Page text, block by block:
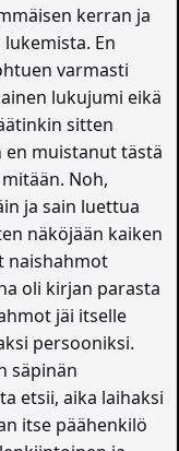
kerran ja
En
varmasti
lukujumi eikä
sitten
muistanut tästä
Noh,
ja sain luettua
näköjään kaiken
naishahmot
oli kirjan parasta
jäi itselle
persooniksi.
säpinän
etsii, aika laihaksi
itse päähenkilö